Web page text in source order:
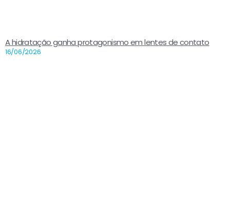
A hidratação ganha protagonismo em lentes de contato
16/06/2026